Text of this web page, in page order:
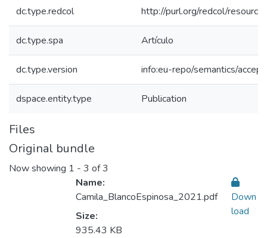
dc.type.redcol http://purl.org/redcol/
dc.type.spa Artículo
dc.type.version info:eu-repo/semantics/
dspace.entity.type Publication
Files
Original bundle
Now showing 1 - 3 of 3
Name:
Camila_BlancoEspinosa_2021.pdf
Size:
935.43 KB
Down
load